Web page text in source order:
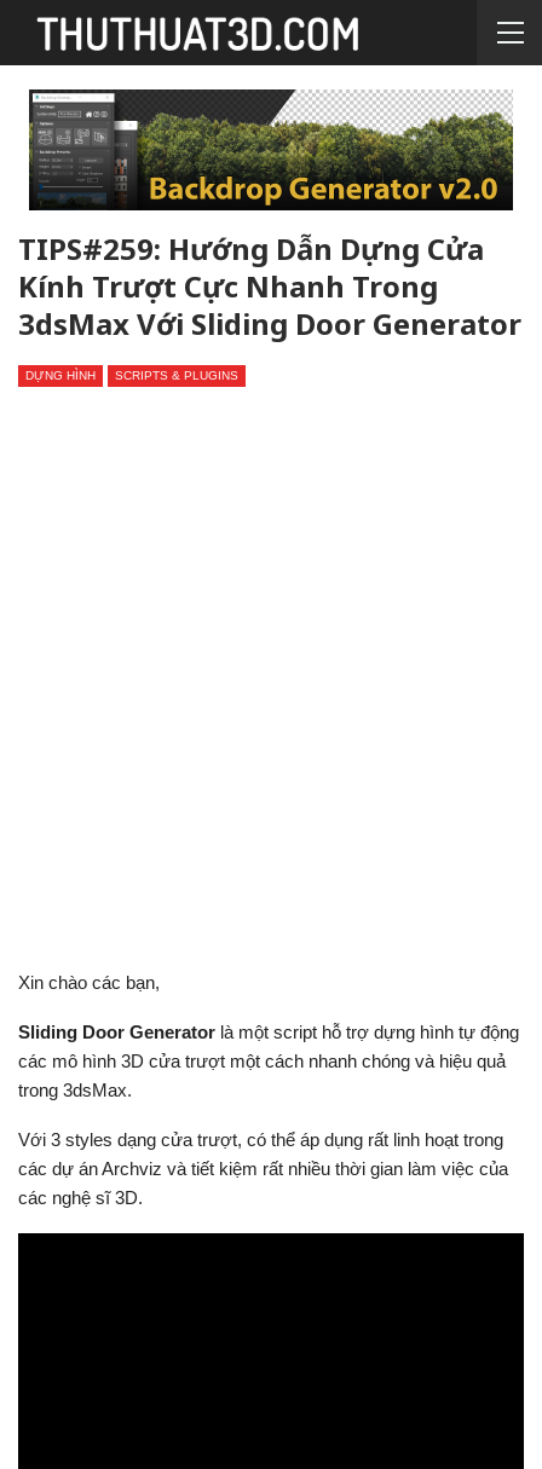
TIPS#259: Hướng Dẫn Dựng Cửa
Kính Trượt Cực Nhanh Trong
3dsMax Với Sliding Door Generator
DỰNG HÌNH SCRIPTS & PLUGINS
Xin chào các bạn,
Sliding Door Generator là một script hỗ trợ dựng hình tự động
các mô hình 3D cửa trượt một cách nhanh chóng và hiệu quả
trong 3dsMax.
Với 3 styles dạng cửa trượt, có thể áp dụng rất linh hoạt trong
các dự án Archviz và tiết kiệm rất nhiều thời gian làm việc của
các nghệ sĩ 3D.